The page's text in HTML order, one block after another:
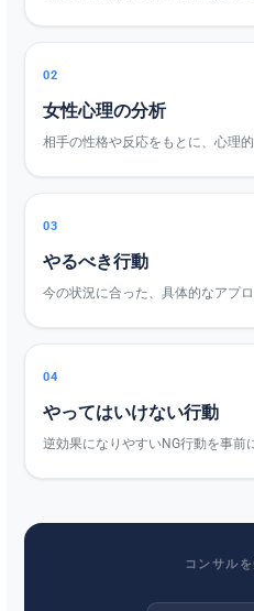
02
女性心理の分析
相手の性格や反応をもとに、心理
03
やるべき行動
今の状況に合った、具体的なアプ
04
やってはいけない行動
逆効果になりやすいNG行動を事前
コンサル